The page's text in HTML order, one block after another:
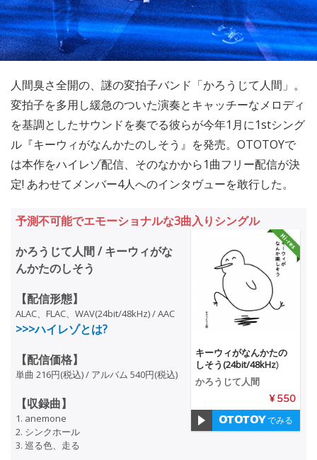
人間臭さ全開の、謎の変拍子バンド「かろうじて人間」。
変拍子を多用し緩急のついた演奏とキャッチーなメロディ
を基調としたサウンドを奏でる彼らが今年1月に1stシング
ル『キーウィがなんかたのしそう』を発売。OTOTOYで
は本作をハイレゾ配信、そのなかから1曲フリー配信が決
定! あわせてメンバー4人へのインタヴューを敢行した。
予測不可能でエモーショナルな3曲入りシングル
キーウィがなんかたの
しそう(24bit/48kHz)
かろうじて人間
¥ 550
でみる
かろうじて人間 / キーウィがな
んかたのしそう
【配信形態】
ALAC、FLAC、WAV(24bit/48kHz) / AAC
>>>ハイレゾとは?
【配信価格】
単曲 216円(税込) / アルバム 540円(税込)
【収録曲】
1. anemone
2. シンクホール
3. 巡る色、走る